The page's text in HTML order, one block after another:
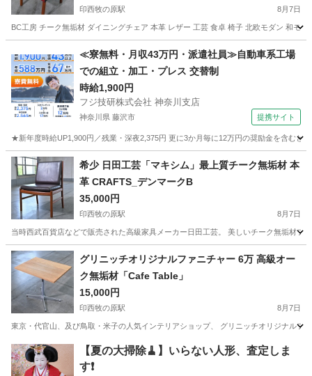
印西牧の原駅 8月7日
BC工房 チーク無垢材 ダイニングチェア 本革 レザー 工芸 食卓 椅子 北欧モダン 和モ
印西牧の原駅 椅子 本革
≪寮無料・月収43万円・派遣社員≫自動車系工場
での組立・加工・プレス 交替制
時給1,900円
フジ技研株式会社 神奈川支店
神奈川県 藤沢市 提携サイト
★新年度時給UP1,900円／残業・深夜2,375円 更に3か月毎に12万円の奨励金を含む
神奈川 藤沢市 その他
希少 日田工芸「マキシム」最上質チーク無垢材 本
革 CRAFTS_デンマークB
35,000円
印西牧の原駅 8月7日
当時西武百貨店などで販売された高級家具メーカー日田工芸。 美しいチーク無垢材
千葉 印西市 印西牧の原駅 椅子
グリニッチオリジナルファニチャー 6万 高級オー
ク無垢材「Cafe Table」
15,000円
印西牧の原駅 8月7日
東京・代官山、及び鳥取・米子の人気インテリアショップ、 グリニッチオリジナル
千葉 印西市 印西牧の原駅 テーブル 無垢材
【夏の大掃除🧹】いらない人形、査定しま
す❗️